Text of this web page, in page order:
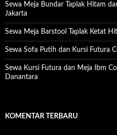
Sewa Meja Bundar Taplak Hitam
Jakarta
Sewa Meja Barstool Taplak Ketat
Sewa Sofa Putih dan Kursi Futura
Sewa Kursi Futura dan Meja Ibm
Danantara
KOMENTAR TERBARU